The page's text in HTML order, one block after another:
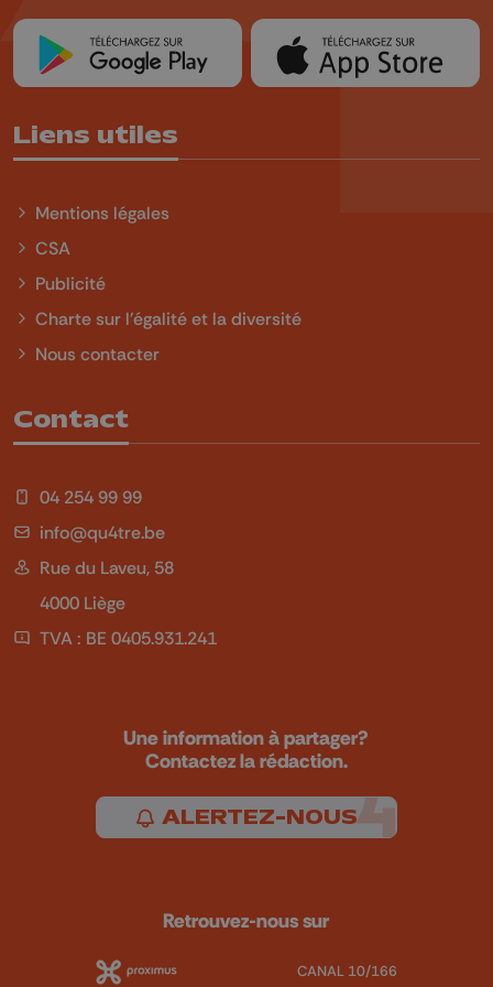
Liens utiles
Mentions légales
CSA
Publicité
Charte sur l'égalité et la diversité
Nous contacter
Contact
04 254 99 99
info@qu4tre.be
Rue du Laveu, 58
4000 Liège
TVA : BE 0405.931.241
Une information à partager?
Contactez la rédaction.
ALERTEZ-NOUS
Retrouvez-nous sur
CANAL 10/166